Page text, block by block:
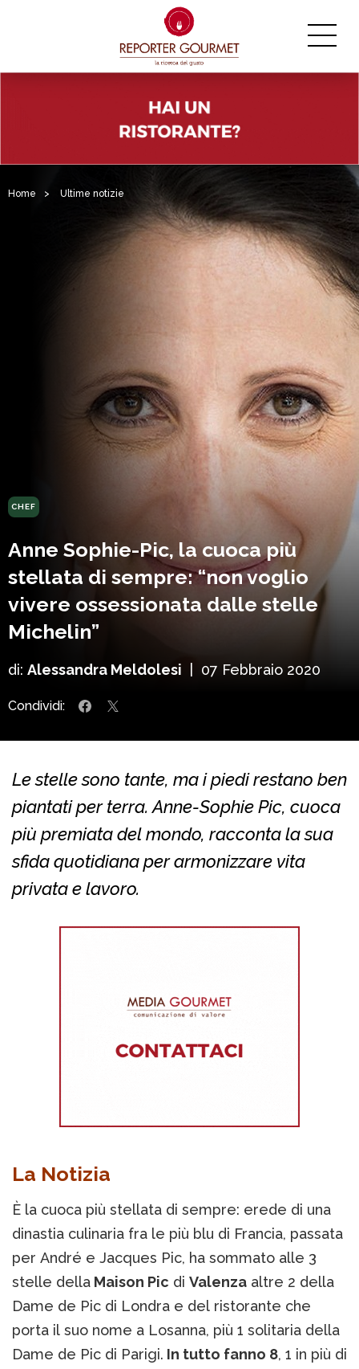
Home > Ultime notizie
CHEF
Anne Sophie-Pic, la cuoca più
stellata di sempre: “non voglio
vivere ossessionata dalle stelle
Michelin”
di: Alessandra Meldolesi 07 Febbraio 2020
Condividi:
Le stelle sono tante, ma i piedi restano ben
piantati per terra. Anne-Sophie Pic, cuoca
più premiata del mondo, racconta la sua
sfida quotidiana per armonizzare vita
privata e lavoro.
La Notizia
È la cuoca più stellata di sempre: erede di una
dinastia culinaria fra le più blu di Francia, passata
per André e Jacques Pic, ha sommato alle 3
stelle della Maison Pic di Valenza altre 2 della
Dame de Pic di Londra e del ristorante che
porta il suo nome a Losanna, più 1 solitaria della
Dame de Pic di Parigi. In tutto fanno 8, 1 in più di